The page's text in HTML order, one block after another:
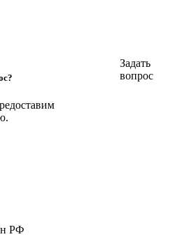
Задать
вопрос